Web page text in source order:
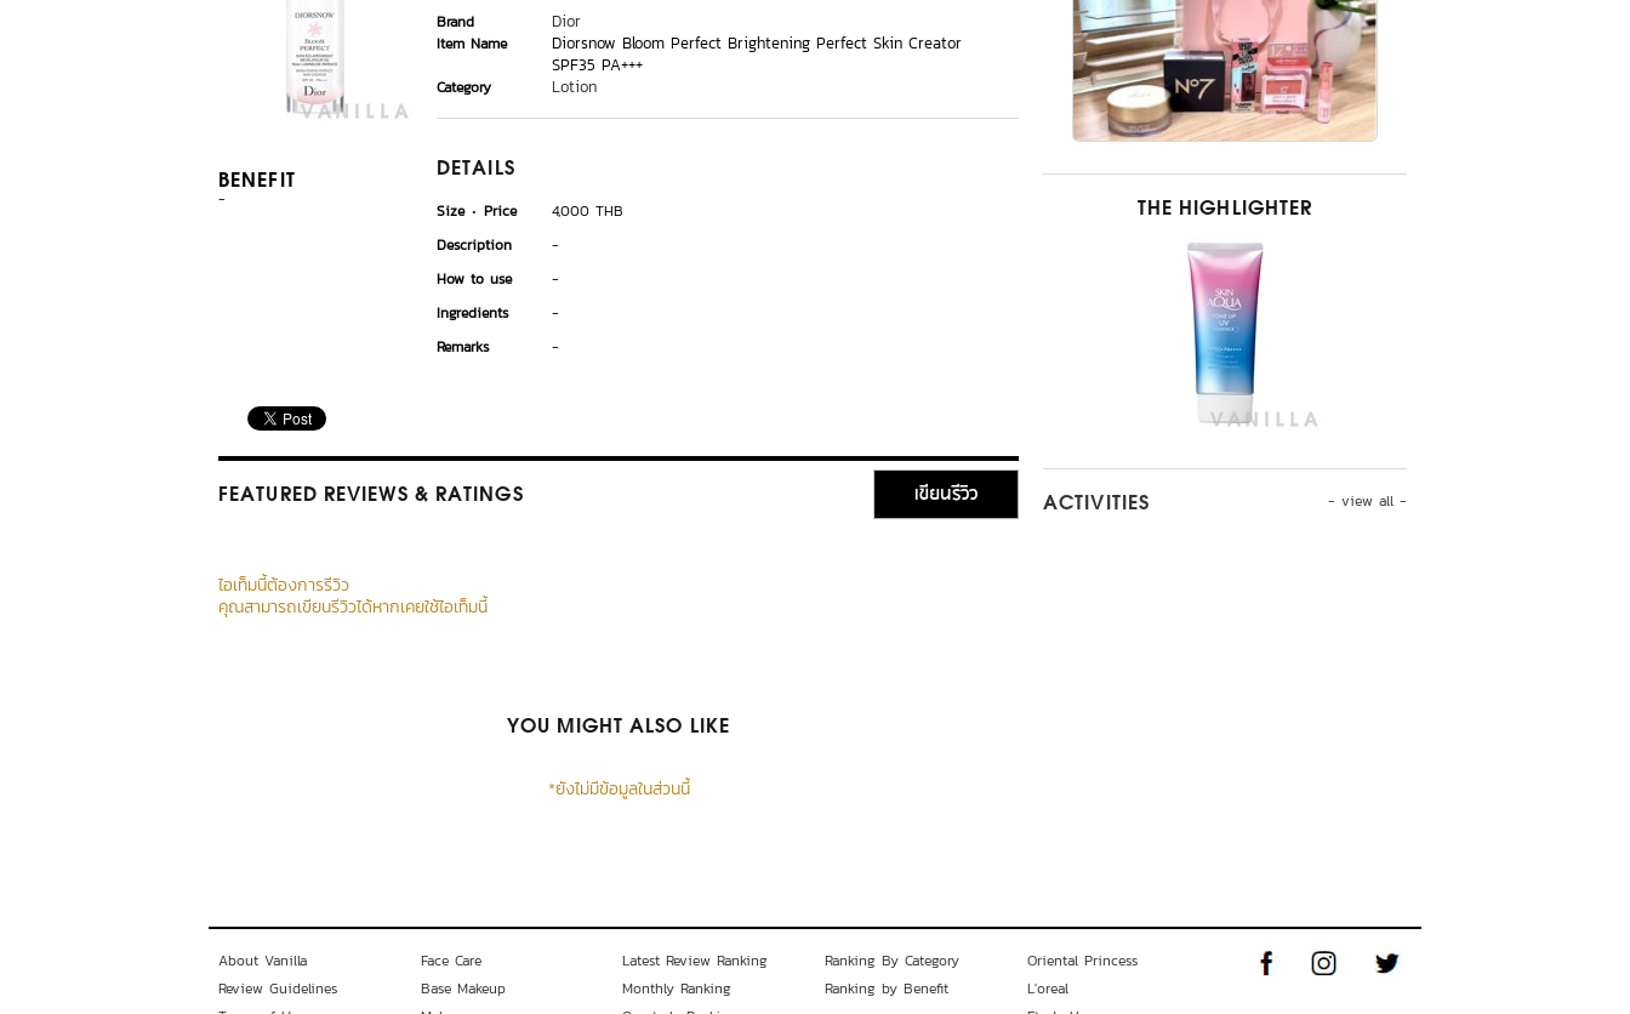
BENEFIT
-
Brand Dior
Item Name
Diorsnow Bloom Perfect Brightening Perfect Skin Creator
SPF35 PA+++
Category Lotion
DETAILS
Size Price
4,000 THB
Description
-
How to use
-
Ingredients
-
Remarks
-
FEATURED REVIEWS & RATINGS เขียนรีวิว
ไอเท็มนี้ต้องการรีวิว
คุณสามารถเขียนรีวิวได้หากเคยใช้ไอเท็มนี้
YOU MIGHT ALSO LIKE
*ยังไม่มีข้อมูลในส่วนนี้
THE HIGHLIGHTER
- view all -
ACTIVITIES
About Vanilla
Review Guidelines
Face Care
Base Makeup
Latest Review Ranking
Monthly Ranking
Ranking By Category
Ranking by Benefit
Oriental Princess
L'oreal